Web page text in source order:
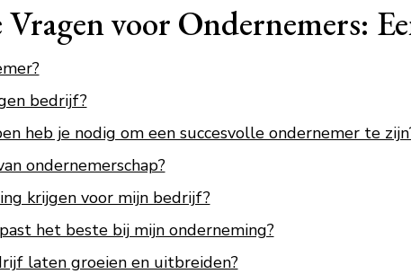
Vragen voor Ondernemers:
bedrijf?
heb je nodig om een succesvolle ondernemer te
ondernemerschap?
krijgen voor mijn bedrijf?
het beste bij mijn onderneming?
laten groeien en uitbreiden?